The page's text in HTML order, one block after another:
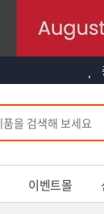
이벤트몰